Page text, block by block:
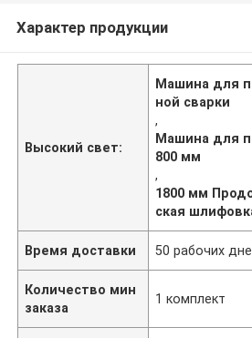
Характер продукции
Высокий свет:
Машина для
ной сварки
,
Машина для
800 мм
,
1800 мм
ская
Время доставки 50 рабочих
Количество мин
заказа
1 комплект